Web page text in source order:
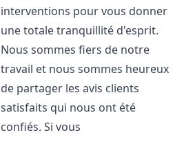
interventions pour vous donner
une totale tranquillité d'esprit.
Nous sommes fiers de notre
travail et nous sommes heureux
de partager les avis clients
satisfaits qui nous ont été
confiés. Si vous